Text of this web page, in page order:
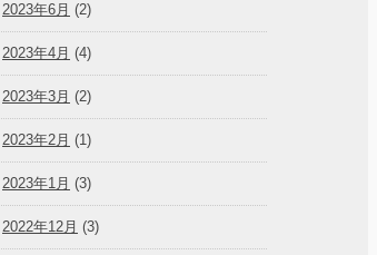
2023年6月 (2)
2023年4月 (4)
2023年3月 (2)
2023年2月 (1)
2023年1月 (3)
2022年12月 (3)